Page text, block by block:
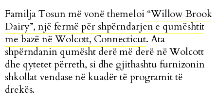
Familja Tosun më vonë themeloi “Willow Brook
Dairy”, një fermë për shpërndarjen e qumështit
me bazë në Wolcott, Connecticut. Ata
shpërndanin qumësht derë më derë në Wolcott
dhe qytetet përreth, si dhe gjithashtu furnizonin
shkollat vendase në kuadër të programit të
drekës.